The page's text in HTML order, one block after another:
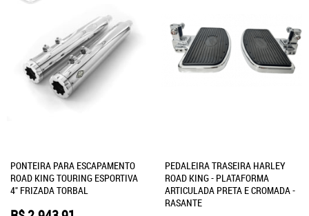
PONTEIRA PARA ESCAPAMENTO
ROAD KING TOURING ESPORTIVA
4" FRIZADA TORBAL
PEDALEIRA TRASEIRA HARLEY
ROAD KING - PLATAFORMA
ARTICULADA PRETA E CROMADA -
RASANTE